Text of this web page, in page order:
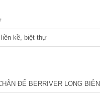
kề, biệt thự
ĐẾ BERRIVER LONG BIÊN